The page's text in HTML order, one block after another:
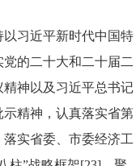
以习近平新时代中国特
的二十大和二十届二
精神 以 及习近平总书记
示精神，认真落实省第
落实省委 、市委经济工